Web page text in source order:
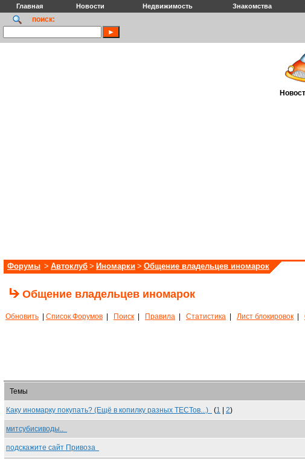
Главная Новости Недвижимость Знакомства
поиск:
Форумы > Автоклуб > Иномарки > Общение владельцев иномарок
Общение владельцев иномарок
Обновить Список Форумов Поиск Правила Статистика Лист блокировок
Темы
Каку иномарку покупать? (Ещё в копилку разных ТЕСТов...) (1 2)
митсубисиводы..
подскажите сайт Привоза